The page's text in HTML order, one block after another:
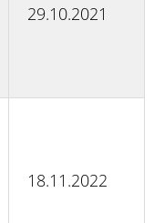
29.10.2021
18.11.2022